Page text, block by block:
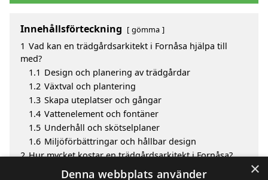
Innehållsförteckning gömma
1 Vad kan en trädgårdsarkitekt i Fornåsa hjälpa till
med?
1.1 Design och planering av trädgårdar
1.2 Växtval och plantering
1.3 Skapa uteplatser och gångar
1.4 Vattenelement och fontäner
1.5 Underhåll och skötselplaner
1.6 Miljöförbättringar och hållbar design
2 Hur mycket kostar en trädgårdsarkitekt i Fornåsa?
Fördelar med att välja trädgårdsarkitekt i Fornåsa
×
Denna webbplats använder